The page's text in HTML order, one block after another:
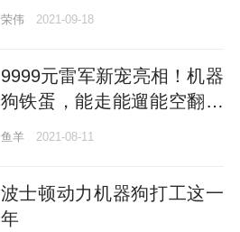
荣伟 2021-09-18
9999元雷军新宠亮相！机器
狗铁蛋，能走能遛能空翻，
小米机器人实验室第一款产
鱼羊 2021-08-11
波士顿动力机器狗打工这一
年